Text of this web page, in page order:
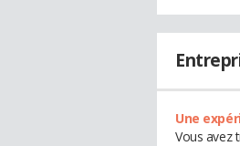
Une
Vous avez